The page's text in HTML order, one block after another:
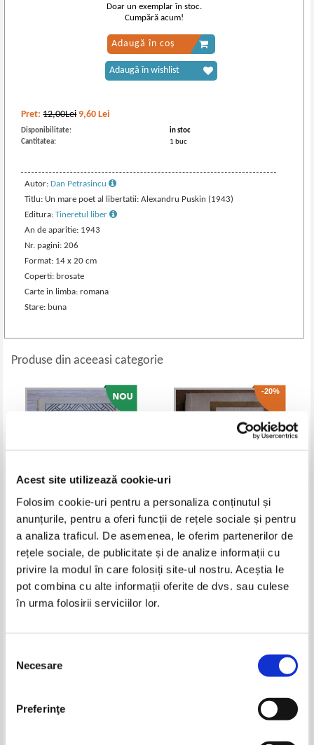
Acest site utilizează cookie-uri
Folosim cookie-uri pentru a personaliza conținutul și
anunțurile, pentru a oferi funcții de rețele sociale și pentru
a analiza traficul. De asemenea, le oferim partenerilor de
rețele sociale, de publicitate și de analize informații cu
privire la modul în care folosiți site-ul nostru. Aceștia le
pot combina cu alte informații oferite de dvs. sau culese
în urma folosirii serviciilor lor.
consimțământului
Necesare
Preferinţe
Pret:12,00Lei 9,60 Lei
Disponibilitate:
in stoc
Cantitatea:
1 buc
Autor:Dan Petrasincu
Titlu: Un mare poet al libertatii: Alexandru Puskin (1943)
Editura:Tineretul liber
An de aparitie: 1943
Nr. pagini: 206
Format: 14 x 20 cm
Coperti: brosate
Carte in limba: romana
Stare: buna
Doar un exemplar în stoc.
Cumpără acum!
Adaugă în coș
Adaugă în wishlist
Produse din aceeasi categorie
Ion Luca Caragiale - Nuvele,
povestiri si povesti
Pret:10,00 Lei
Adaugă în coș
-20%
Mihail Sadoveanu - Crasma lui
Mos Precu si alte cateva
povestiri
Pret:10,00Lei 8,00 Lei
Adaugă în coș